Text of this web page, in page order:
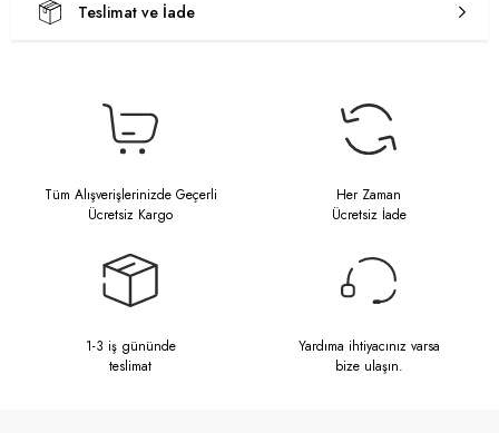
Teslimat ve İade
Tüm Alışverişlerinizde Geçerli
Ücretsiz Kargo
Her Zaman
Ücretsiz İade
1-3 iş gününde
teslimat
Yardıma ihtiyacınız varsa
bize ulaşın.